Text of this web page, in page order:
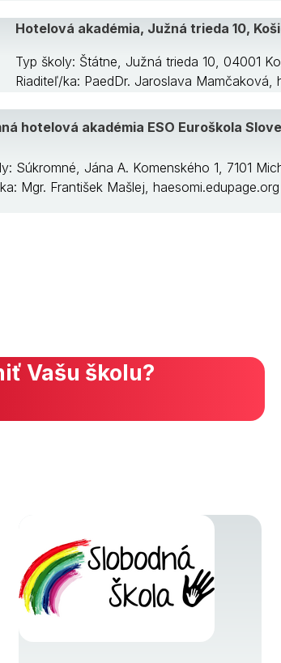
Hotelová akadémia, Južná trieda 10,
Typ školy: Štátne, Južná trieda 10, 04001
Riaditeľ/ka: PaedDr. Jaroslava Mamčaková,
hotelová akadémia ESO Euroškola
Súkromné, Jána A. Komenského 1, 7101
Mgr. František Mašlej, haesomi.edupage.org
Vašu školu?